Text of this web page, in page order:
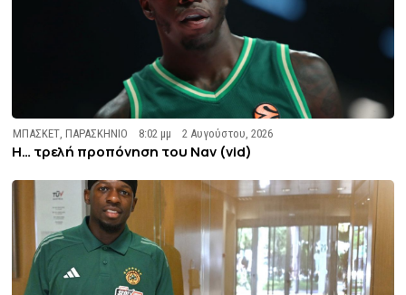
ΜΠΑΣΚΕΤ,ΠΑΡΑΣΚΗΝΙΟ 8:02 μμ 2 Αυγούστου, 2026
Η… τρελή προπόνηση του Ναν (vid)